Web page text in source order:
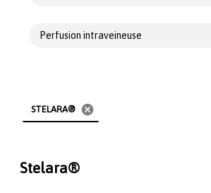
Perfusion intraveineuse
STELARA® cancel
Stelara®